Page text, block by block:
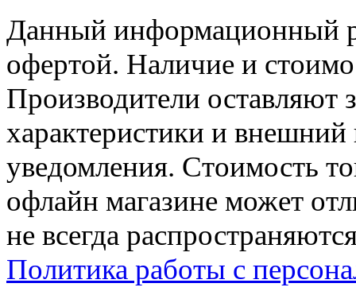
Данный информационный
офертой. Наличие и
Производители оставляют
характеристики и внешний
уведомления. Стоимость
офлайн магазине может
не всегда
Политика работы с